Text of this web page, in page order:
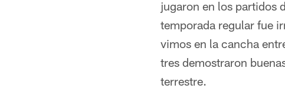
jugaron en los partidos
temporada regular fue
vimos en la cancha
tres demostraron
terrestre.